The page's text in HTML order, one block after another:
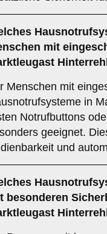
mit
Menschen mit
in
Notrufbuttons
geeignet.
und
besonderen